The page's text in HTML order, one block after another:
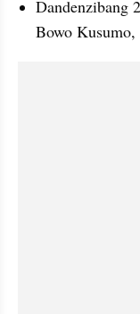
Dandenzibang
Bowo